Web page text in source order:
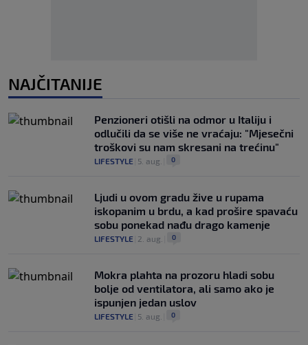
NAJČITANIJE
Penzioneri otišli na odmor u Italiju i
odlučili da se više ne vraćaju: "Mjesečni
troškovi su nam skresani na trećinu"
LIFESTYLE 5. aug. 0
Ljudi u ovom gradu žive u rupama
iskopanim u brdu, a kad prošire spavaću
sobu ponekad nađu drago kamenje
LIFESTYLE 2. aug. 0
Mokra plahta na prozoru hladi sobu
bolje od ventilatora, ali samo ako je
ispunjen jedan uslov
LIFESTYLE 5. aug. 0